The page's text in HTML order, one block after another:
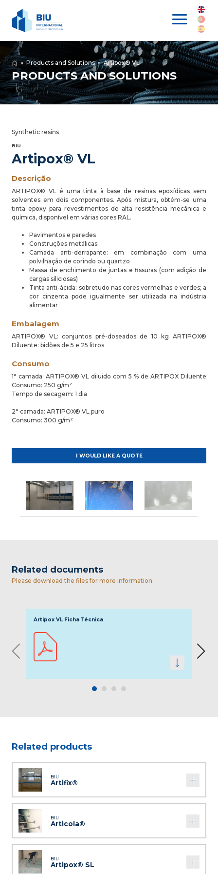
»Products and Solutions»Artipox® VL
PRODUCTS AND SOLUTIONS
Synthetic resins
BIU
Artipox® VL
Descrição
ARTIPOX® VL é uma tinta à base de resinas epoxídicas sem
solventes em dois componentes. Após mistura, obtém-se uma
tinta epoxy para revestimentos de alta resistência mecânica e
química, disponível em várias cores RAL.
Pavimentos e paredes
Construções metálicas
Camada anti-derrapante: em combinação com uma
polvilhação de corindo ou quartzo
Massa de enchimento de juntas e fissuras (com adição de
cargas siliciosas)
Tinta anti-ácida: sobretudo nas cores vermelhas e verdes; a
cor cinzenta pode igualmente ser utilizada na indústria
alimentar
Embalagem
ARTIPOX® VL: conjuntos pré-doseados de 10 kg ARTIPOX®
Diluente: bidões de 5 e 25 litros
Consumo
1° camada: ARTIPOX® VL diluido com 5 % de ARTIPOX Diluente
Consumo: 250 g/m²
Tempo de secagem: 1 dia
2° camada: ARTIPOX® VL puro
Consumo: 300 g/m²
I WOULD LIKE A QUOTE
Related documents
Please download the files for more information.
Artipox VL Ficha Técnica
◀ ▶
Related products
BIU
Artifix®
BIU
Articola®
BIU
Artipox® SL